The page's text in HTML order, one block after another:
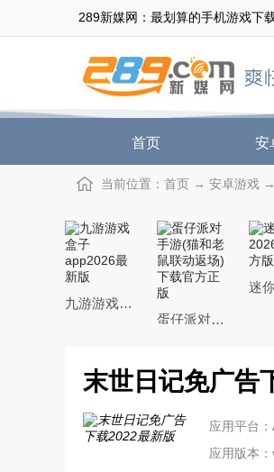
289新媒网：最划算的手机游戏下
首页 安
当前位置： 首页 → 安卓游戏 →
九游游戏盒子app2026最新版
蛋仔派对手游(猫和老鼠联动返场)下载官方正版
末世日记免广告
应用平台
应用版本